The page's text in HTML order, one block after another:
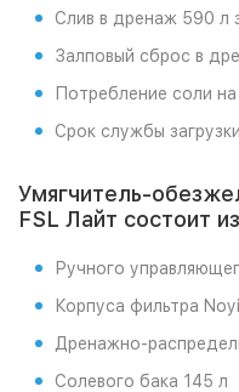
Слив в дренаж 590 л
Залповый сброс в
Потребление соли
Срок службы
Умягчитель-
FSL Лайт состоит
Ручного
Корпуса фильтра
Дренажно-
Солевого бака 145 л